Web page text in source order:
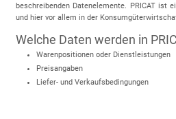
beschreibenden Datenelemente. PRICAT ist
und hier vor allem in der
Welche Daten werden in
Warenpositionen oder Dienstleistungen
Preisangaben
Liefer- und Verkaufsbedingungen